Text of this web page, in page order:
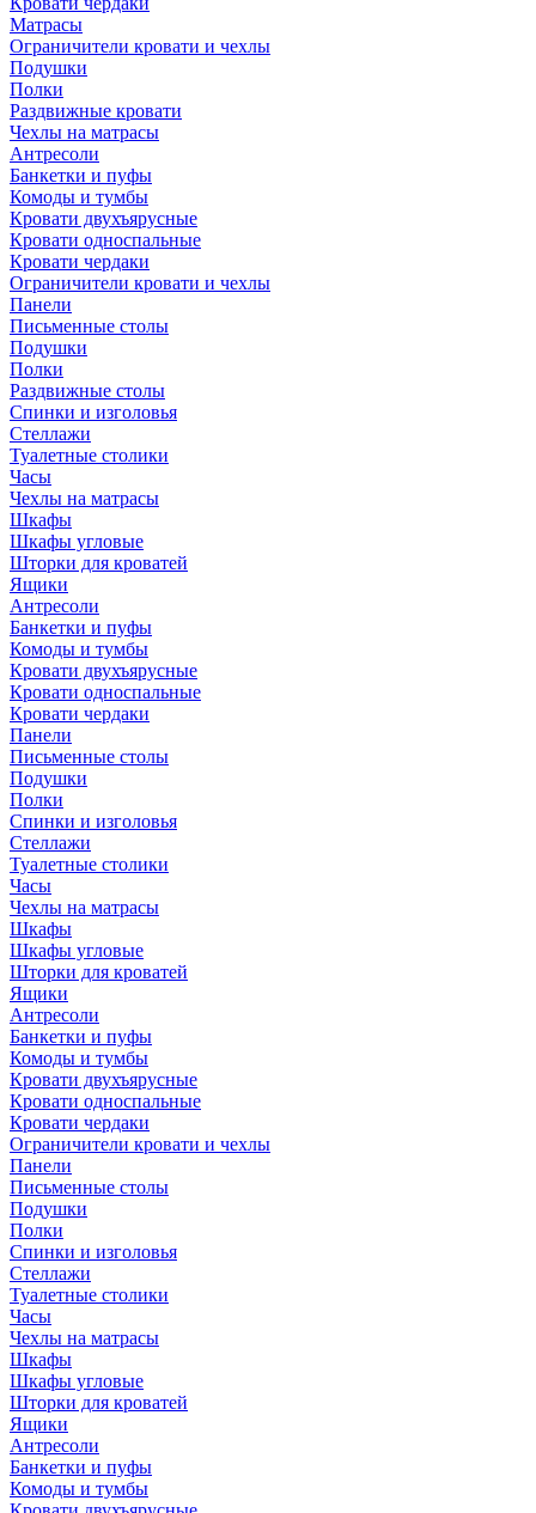
Матрасы
Ограничители кровати и чехлы
Подушки
Полки
Раздвижные кровати
Чехлы на матрасы
Антресоли
Банкетки и пуфы
Комоды и тумбы
Кровати двухъярусные
Кровати односпальные
Кровати чердаки
Ограничители кровати и чехлы
Панели
Письменные столы
Подушки
Полки
Раздвижные столы
Спинки и изголовья
Стеллажи
Туалетные столики
Часы
Чехлы на матрасы
Шкафы
Шкафы угловые
Шторки для кроватей
Ящики
Антресоли
Банкетки и пуфы
Комоды и тумбы
Кровати двухъярусные
Кровати односпальные
Кровати чердаки
Панели
Письменные столы
Подушки
Полки
Спинки и изголовья
Стеллажи
Туалетные столики
Часы
Чехлы на матрасы
Шкафы
Шкафы угловые
Шторки для кроватей
Ящики
Антресоли
Банкетки и пуфы
Комоды и тумбы
Кровати двухъярусные
Кровати односпальные
Кровати чердаки
Ограничители кровати и чехлы
Панели
Письменные столы
Подушки
Полки
Спинки и изголовья
Стеллажи
Туалетные столики
Часы
Чехлы на матрасы
Шкафы
Шкафы угловые
Шторки для кроватей
Ящики
Антресоли
Банкетки и пуфы
Комоды и тумбы